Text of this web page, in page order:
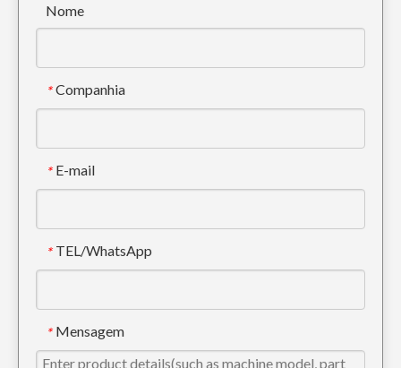
Nome
* Companhia
* E-mail
* TEL/WhatsApp
* Mensagem